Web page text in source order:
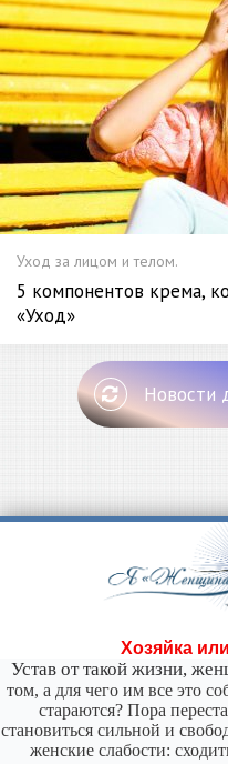
Уход за лицом и телом.
5 компонентов крема,
«Уход»
Новости
Хозяйка
Устав от такой жизни,
том, а для чего им все это
стараются? Пора
становиться сильной и
женские слабости: